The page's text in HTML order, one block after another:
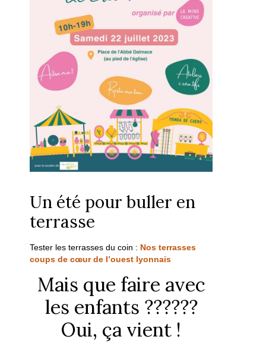
Un été pour buller en
terrasse
Tester les terrasses du coin : Nos terrasses
coups de cœur de l’ouest lyonnais
Mais que faire avec
les enfants ??????
Oui, ça vient !